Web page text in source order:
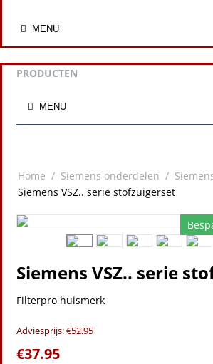
MENU
PRODUCTEN
MENU
Home / Siemens onderdelen /
Siemens VSZ.. serie stofzuigerset
Siemens VSZ.. serie
Filterpro huismerk
Adviesprijs:€52.95
€37.95